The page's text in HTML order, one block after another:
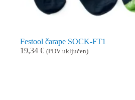
Festool čarape SOCK-FT1
19,34 € (PDV uključen)